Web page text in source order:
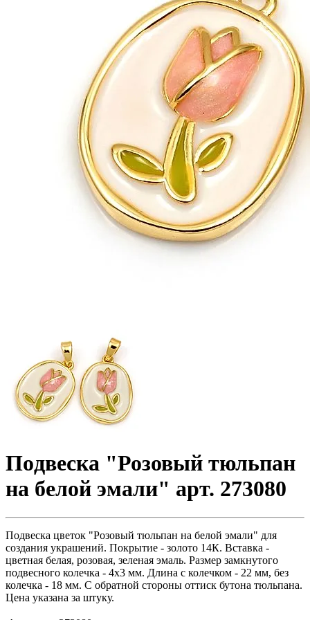
Пoдвecка "Розовый тюльпан
на белой эмали" арт. 273080
Пoдвecка цветок "Розовый тюльпан на белой эмали" для
создания украшений. Покрытие - золото 14К. Вставка -
цветная белая, розовая, зеленая эмаль. Размер замкнутого
подвесного колечка - 4х3 мм. Длина с колечком - 22 мм, без
колечка - 18 мм. С обратной стороны оттиск бутона тюльпана.
Цена указана за штуку.